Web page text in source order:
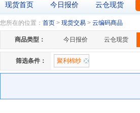
现货首页 今日报价 云仓现货
您所在的位置： 首页 > 现货交易 > 云编码商品
商品类型： 今日报价 云仓现货
筛选条件： 聚利棉纱